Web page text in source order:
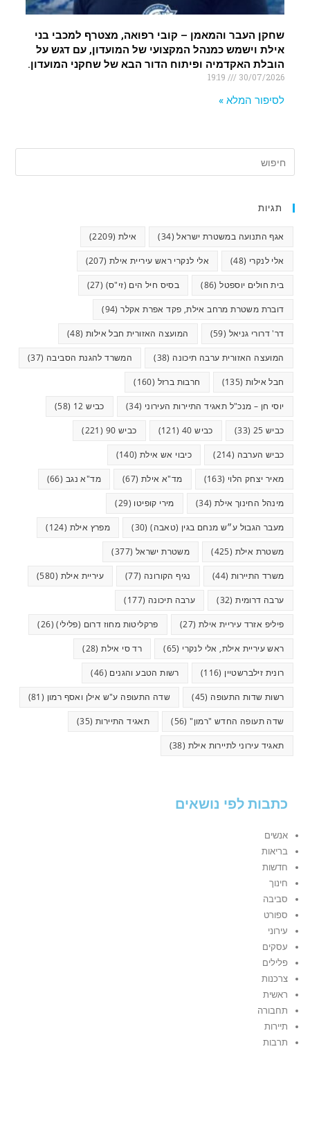
שחקן העבר והמאמן – קובי רפואה, מצטרף למכבי בני
אילת וישמש כמנהל המקצועי של המועדון, עם דגש על
הובלת האקדמיה ופיתוח הדור הבא של שחקני המועדון.
30/07/2026
לסיפור המלא »
תגיות
אגף התנועה במשטרת ישראל(34) אילת (2209)
אלי לנקרי (48) אלי לנקרי ראש עיריית אילת (207)
בית חולים יוספטל(86) בסיס חיל הים (זי"ס) (27)
דוברת משטרת מרחב אילת, פקד אפרת אקלר(94)
דר' דרורי גניאל (59) המועצה האזורית חבל אילות (48)
המועצה האזורית ערבה תיכונה (38) המשרד להגנת הסביבה (37)
חבל אילות (135) חרבות ברזל (160)
יוסי חן – מנכ"ל תאגיד התיירות העירוני (34) כביש 12 (58)
כביש 25 (33) כביש 40 (121) כביש 90 (221)
כביש הערבה (214) כיבוי אש אילת (140)
מאיר יצחק הלוי (163) מד"א אילת (67) מד"א נגב (66)
מינהל החינוך אילת (34) מירי קופיטו (29)
מעבר הגבול ע״ש מנחם בגין (טאבה)(30) מפרץ אילת (124)
משטרת אילת (425) משטרת ישראל (377)
משרד התיירות (44) נגיף הקורונה (77) עיריית אילת (580)
ערבה דרומית(32) ערבה תיכונה (177)
פיליפ אזרד עיריית אילת (27) פרקליטות מחוז דרום (פלילי)(26)
ראש עיריית אילת, אלי לנקרי (65) רד סי אילת(28)
רונית זילברשטיין (116) רשות הטבע והגנים (46)
רשות שדות התעופה (45) שדה התעופה ע"ש אילן ואסף רמון (81)
שדה תעופה החדש "רמון"(56) תאגיד התיירות (35)
תאגיד עירוני לתיירות אילת (38)
כתבות לפי נושאים
אנשים
בריאות
חדשות
חינוך
סביבה
ספורט
עירוני
עסקים
פלילים
צרכנות
ראשית
תחבורה
תיירות
תרבות